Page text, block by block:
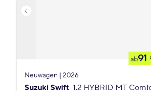
ab
Neuwagen | 2026
Suzuki Swift 1.2 HYBRID MT